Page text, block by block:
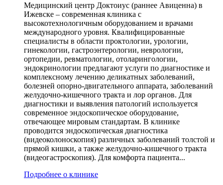
Медицинский центр Доктоиус (раннее Авиценна) в
Ижевске – современная клиника с
высокотехнологичным оборудованием и врачами
международного уровня. Квалифицированные
специалисты в области проктологии, урологии,
гинекологии, гастроэнтерологии, неврологии,
ортопедии, ревматологии, отоларингологии,
эндокринологии предлагают услуги по диагностике и
комплексному лечению деликатных заболеваний,
болезней опорно-двигательного аппарата, заболеваний
желудочно-кишечного тракта и лор органов. Для
диагностики и выявления патологий используется
современное эндоскопическое оборудование,
отвечающее мировым стандартам. В клинике
проводится эндоскопическая диагностика
(видеоколоноскопия) различных заболеваний толстой и
прямой кишки, а также желудочно-кишечного тракта
(видеогастроскопия). Для комфорта пациента...
Подробнее о клинике